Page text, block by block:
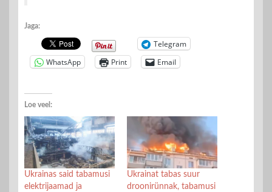
Jaga:
Telegram
WhatsApp
Print Email
Loe veel:
Ukrainas said tabamusi
elektrijaamad ja
Ukrainat tabas suur
droonirünnak, tabamusi